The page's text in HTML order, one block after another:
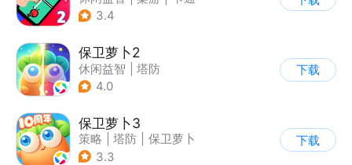
3.4
保卫萝卜2
休闲益智
塔防
| 保卫萝卜
4.0
下载
保卫萝卜3
策略 塔防
保卫萝卜
| 卡通
3.3
下载